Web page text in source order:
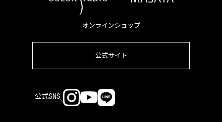
オンラインショップ
公式サイト
公式SNS